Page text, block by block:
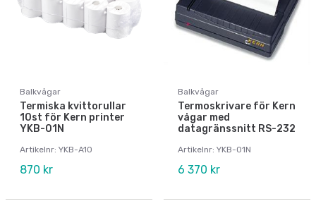
Balkvågar
Termiska kvittorullar
10st för Kern printer
YKB-01N
Artikelnr: YKB-A10
870 kr
Balkvågar
Termoskrivare för Kern
vågar med
datagränssnitt RS-232
Artikelnr: YKB-01N
6 370 kr